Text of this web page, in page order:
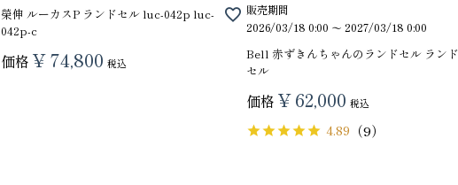
榮伸 ルーカスP ランドセル luc-042p luc-
042p-c
価格 ¥ 74,800 税込
販売期間
2026/03/18 0:00 〜 2027/03/18 0:00
Bell 赤ずきんちゃんのランドセル ランド
セル
価格 ¥ 62,000 税込
4.89 （9）